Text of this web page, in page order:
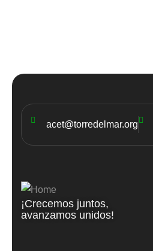
acet@torredelmar.org
¡Crecemos juntos,
avanzamos unidos!